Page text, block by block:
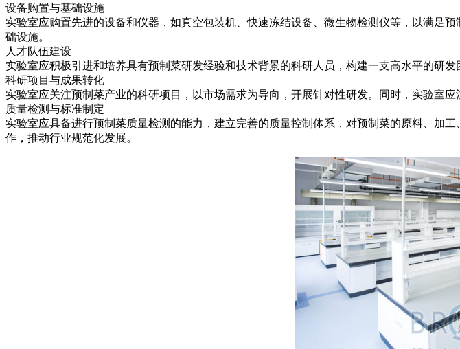
设备购置与基础设施
实验室应购置先进的设备和仪器，如真空包装机、快速冻结设备、微生物检测仪等，以满足
础设施。
人才队伍建设
实验室应积极引进和培养具有预制菜研发经验和技术背景的科研人员，构建一支高水平的研
科研项目与成果转化
实验室应关注预制菜产业的科研项目，以市场需求为导向，开展针对性研发。同时，实验室
质量检测与标准制定
实验室应具备进行预制菜质量检测的能力，建立完善的质量控制体系，对预制菜的原料、加
作，推动行业规范化发展。